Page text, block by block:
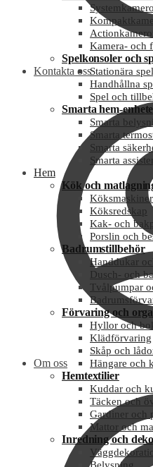
Kontakta oss
Om oss
Kamera- och
Spelkonsoler och
Stationära
Handhållna
Spel och
Smarta hem-
Smarta
Smarta
Smarta
Smarta
Hem
Kök och
Köksmaskiner
Köksredskap
Kak- och
Porslin och
Badrumstillbehör
Handdukar
Dusch- och
Tvålpumpar
Förvaring och
Hyllor och
Klädförvaring
Skåp och
Hängare och
Hemtextilier
Kuddar och
Täcken och
Gardiner och
Mattor och
Inredning och
Belysning